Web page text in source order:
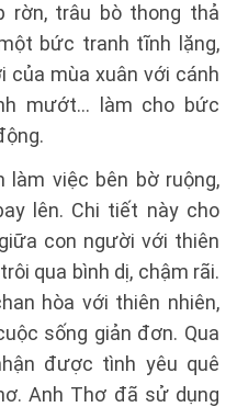
rờn, trâu bò thong thả
bức tranh tĩnh lặng,
của mùa xuân với cánh
mướt... làm cho bức
làm việc bên bờ ruộng,
lên. Chi tiết này cho
con người với thiên
qua bình dị, chậm rãi.
hòa với thiên nhiên,
sống giản đơn. Qua
được tình yêu quê
Anh Thơ đã sử dụng